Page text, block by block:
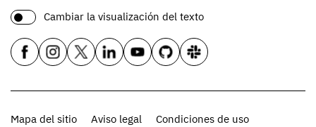
Cambiar la visualización del texto
Mapa del sitio Aviso legal
Condiciones de uso